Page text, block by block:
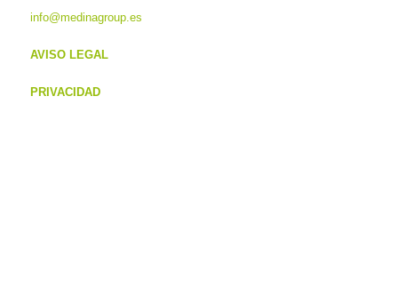
info@medinagroup.es
AVISO LEGAL
PRIVACIDAD